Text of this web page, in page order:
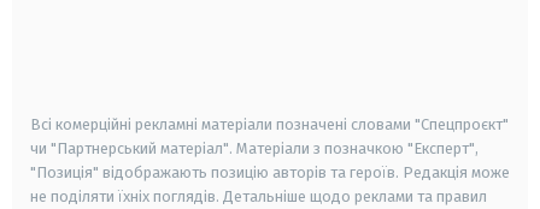
Всі комерційні рекламні матеріали позначені словами "Спецпроєкт"
чи "Партнерський матеріал". Матеріали з позначкою "Експерт",
"Позиція" відображають позицію авторів та героїв. Редакція може
не поділяти їхніх поглядів. Детальніше щодо реклами та правил